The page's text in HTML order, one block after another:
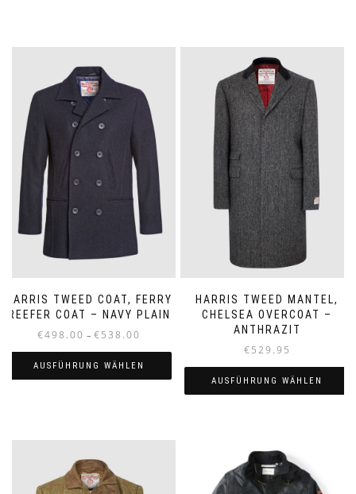
HARRIS TWEED COAT, FERRY
REEFER COAT – NAVY PLAIN
€498.00 – €538.00
bis
€538.00
AUSFÜHRUNG WÄHLEN
mehrere
Varianten
auf.
Die
HARRIS TWEED MANTEL,
CHELSEA OVERCOAT –
ANTHRAZIT
€529.95
AUSFÜHRUNG WÄHLEN
mehrere
Varianten